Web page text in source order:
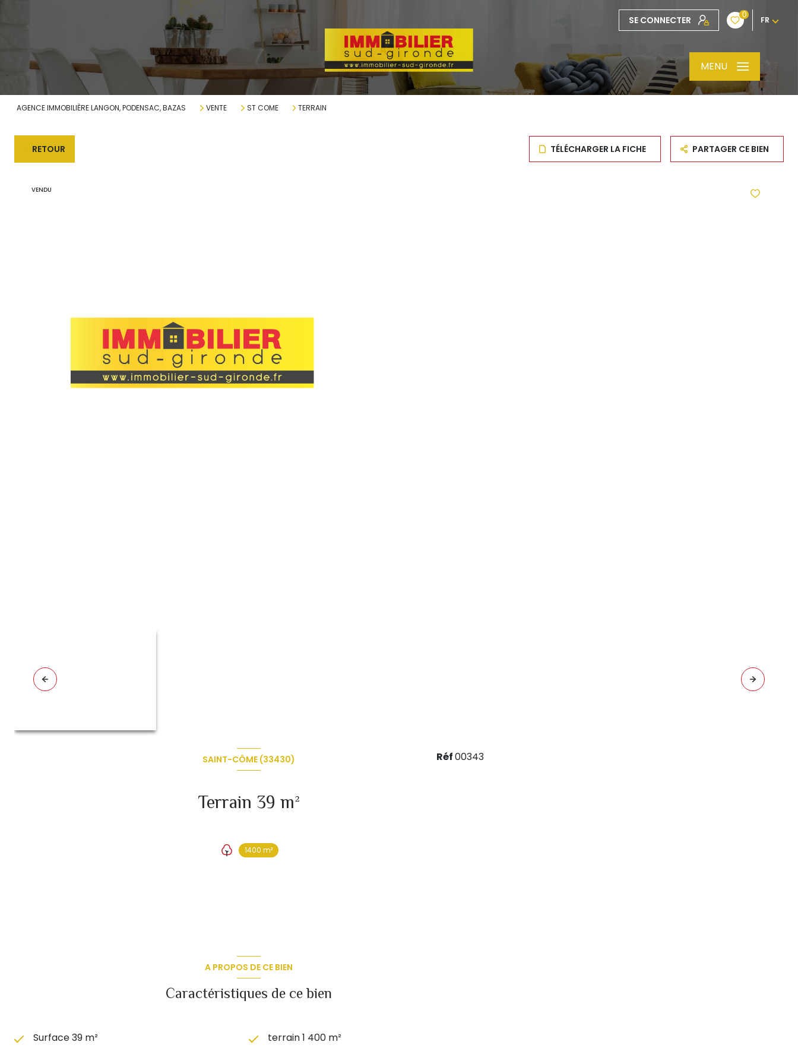
SE CONNECTER 0
FR
MENU
AGENCE IMMOBILIÈRE LANGON, PODENSAC, BAZAS VENTE ST COME TERRAIN
RETOUR TÉLÉCHARGER LA FICHE PARTAGER CE BIEN
VENDU
SAINT-CÔME (33430)
Terrain 39 m²
1400 m²
Réf00343
A PROPOS DE CE BIEN
Caractéristiques de ce bien
Surface 39 m² terrain 1 400 m²